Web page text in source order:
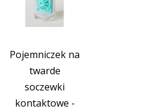
Pojemniczek na
twarde
soczewki
kontaktowe -